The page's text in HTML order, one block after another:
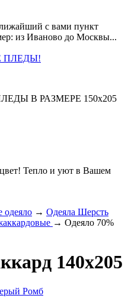
с вами пункт
из Иваново до Москвы...
ПЛЕДЫ!
В РАЗМЕРЕ 150х205
Тепло и уют в Вашем
одеяло → Одеяла Шерсть
→ Одеяло 70%
140х205